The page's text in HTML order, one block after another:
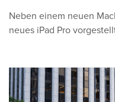
Neben einem neuen
neues iPad Pro